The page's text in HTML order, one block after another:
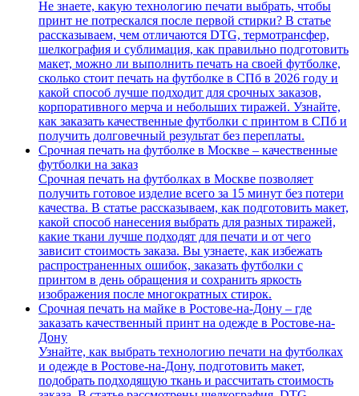
Не знаете, какую технологию печати выбрать, чтобы
принт не потрескался после первой стирки? В статье
рассказываем, чем отличаются DTG, термотрансфер,
шелкография и сублимация, как правильно подготовить
макет, можно ли выполнить печать на своей футболке,
сколько стоит печать на футболке в СПб в 2026 году и
какой способ лучше подходит для срочных заказов,
корпоративного мерча и небольших тиражей. Узнайте,
как заказать качественные футболки с принтом в СПб и
получить долговечный результат без переплаты.
Срочная печать на футболке в Москве – качественные
футболки на заказ
Срочная печать на футболках в Москве позволяет
получить готовое изделие всего за 15 минут без потери
качества. В статье рассказываем, как подготовить макет,
какой способ нанесения выбрать для разных тиражей,
какие ткани лучше подходят для печати и от чего
зависит стоимость заказа. Вы узнаете, как избежать
распространенных ошибок, заказать футболки с
принтом в день обращения и сохранить яркость
изображения после многократных стирок.
Срочная печать на майке в Ростове-на-Дону – где
заказать качественный принт на одежде в Ростове-на-
Дону
Узнайте, как выбрать технологию печати на футболках
и одежде в Ростове-на-Дону, подготовить макет,
подобрать подходящую ткань и рассчитать стоимость